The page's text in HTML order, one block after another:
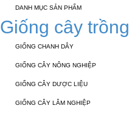
DANH MỤC SẢN PHẨM
Giống cây trồng
GIỐNG CHANH DÂY
GIỐNG CÂY NÔNG NGHIỆP
GIỐNG CÂY DƯỢC LIỆU
GIỐNG CÂY LÂM NGHIỆP